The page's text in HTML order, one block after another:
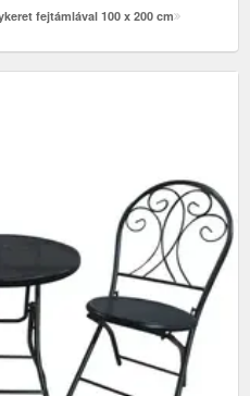
fejtámlával 100 x 200 cm